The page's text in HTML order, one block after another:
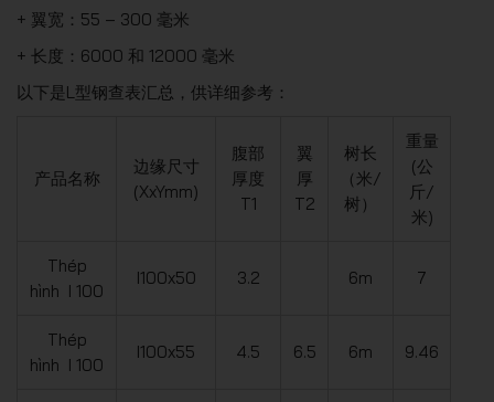
+ 翼宽：55 – 300 毫米
+ 长度：6000 和 12000 毫米
以下是L型钢查表汇总，供详细参考：
产品名称
边缘尺寸
(XxYmm)
腹部
厚度
T1
翼
厚
T2
树长
（米/
树）
重量
(公
斤/
米)
Thép
hình I 100
I100x50 3.2 6m 7
Thép
hình I 100
I100x55 4.5 6.5 6m 9.46